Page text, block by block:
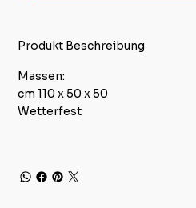
Produkt Beschreibung
Massen:
cm 110 x 50 x 50
Wetterfest